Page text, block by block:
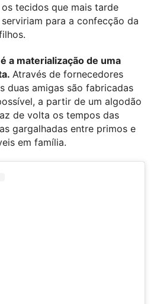
os tecidos que mais tarde
serviriam para a confecção da
a materialização de uma
Através de fornecedores
duas amigas são fabricadas
a partir de um algodão
de volta os tempos das
gargalhadas entre primos e
em família.